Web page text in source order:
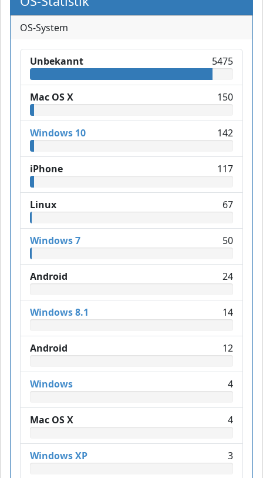
OS-System
Unbekannt 5475
Mac OS X 150
Windows 10 142
iPhone 117
Linux 67
Windows 7 50
Android 24
Windows 8.1 14
Android 12
Windows 4
Mac OS X 4
Windows XP 3